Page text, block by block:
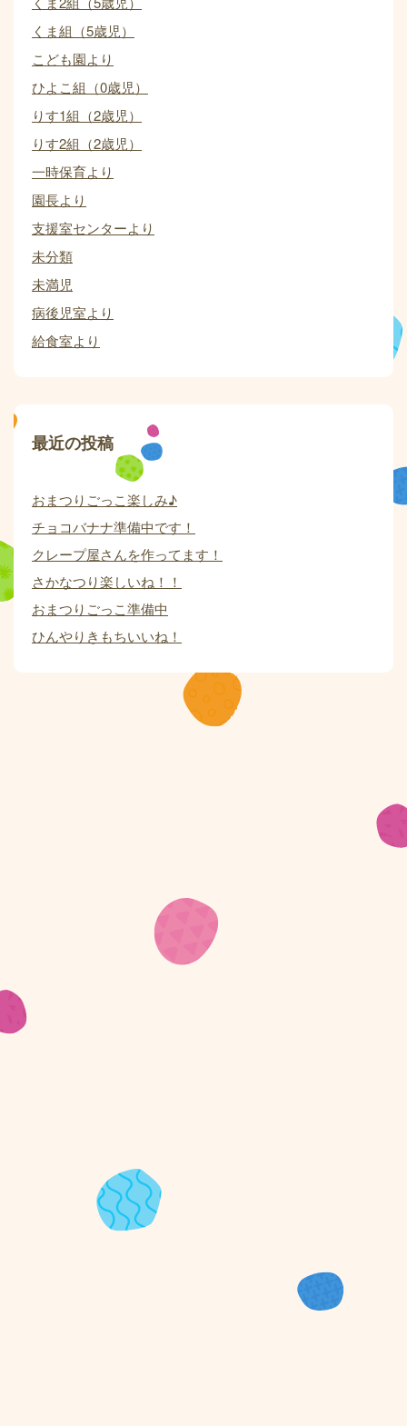
くま組（5歳児）
こども園より
ひよこ組（0歳児）
りす1組（2歳児）
りす2組（2歳児）
一時保育より
園長より
支援室センターより
未分類
未満児
病後児室より
給食室より
最近の投稿
おまつりごっこ楽しみ♪
チョコバナナ準備中です！
クレープ屋さんを作ってます！
さかなつり楽しいね！！
おまつりごっこ準備中
ひんやりきもちいいね！